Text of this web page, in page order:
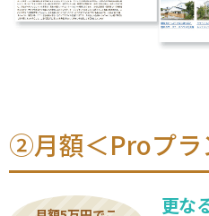
②月額＜Proプラ
更な